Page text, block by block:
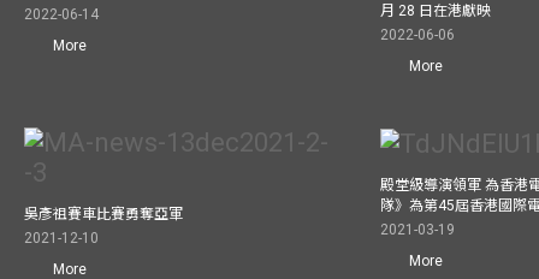
2022-06-14
More
月 28 日在港獻映
2022-06-06
More
吳彥祖賽車比賽勇奪亞軍
2021-12-10
More
殿堂級導演領軍 為香港
隊》為第45屆香港國際
2021-03-19
More